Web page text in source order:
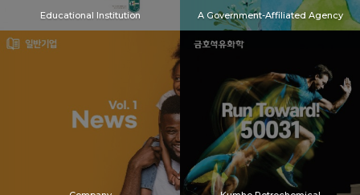
Educational Institution A Government-Affiliated Agency